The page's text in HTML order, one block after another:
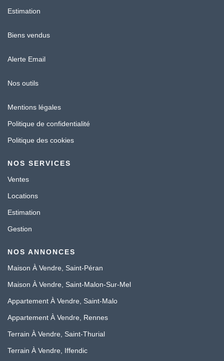
Estimation
Biens vendus
Alerte Email
Nos outils
Mentions légales
Politique de confidentialité
Politique des cookies
NOS SERVICES
Ventes
Locations
Estimation
Gestion
NOS ANNONCES
Maison À Vendre, Saint-Péran
Maison À Vendre, Saint-Malon-Sur-Mel
Appartement À Vendre, Saint-Malo
Appartement À Vendre, Rennes
Terrain À Vendre, Saint-Thurial
Terrain À Vendre, Iffendic